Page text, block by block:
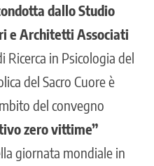
dallo Studio
e Architetti Associati
Ricerca in Psicologia del
del Sacro Cuore è
del convegno
zero vittime”
giornata mondiale in